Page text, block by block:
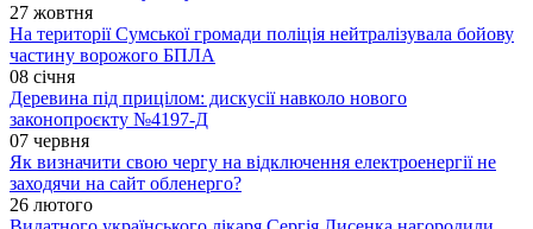
27 жовтня
На території Сумської громади поліція нейтралізувала бойову
частину ворожого БПЛА
08 січня
Деревина під прицілом: дискусії навколо нового
законопроєкту №4197-Д
07 червня
Як визначити свою чергу на відключення електроенергії не
заходячи на сайт обленерго?
26 лютого